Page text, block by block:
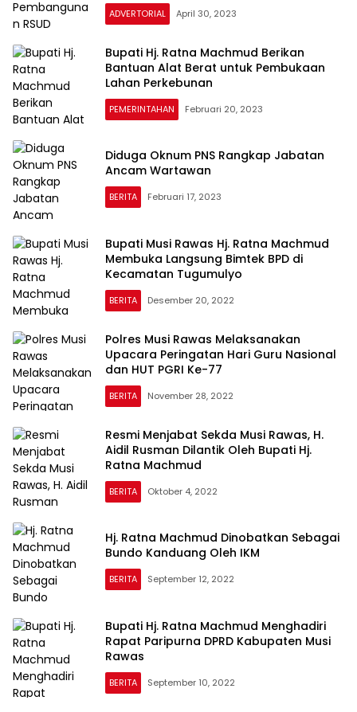
ADVERTORIAL April 30, 2023
Bupati Hj. Ratna Machmud Berikan
Bantuan Alat Berat untuk Pembukaan
Lahan Perkebunan
PEMERINTAHAN Februari 20, 2023
Diduga Oknum PNS Rangkap Jabatan
Ancam Wartawan
BERITA Februari 17, 2023
Bupati Musi Rawas Hj. Ratna Machmud
Membuka Langsung Bimtek BPD di
Kecamatan Tugumulyo
BERITA Desember 20, 2022
Polres Musi Rawas Melaksanakan
Upacara Peringatan Hari Guru Nasional
dan HUT PGRI Ke-77
BERITA November 28, 2022
Resmi Menjabat Sekda Musi Rawas, H.
Aidil Rusman Dilantik Oleh Bupati Hj.
Ratna Machmud
BERITA Oktober 4, 2022
Hj. Ratna Machmud Dinobatkan Sebagai
Bundo Kanduang Oleh IKM
BERITA September 12, 2022
Bupati Hj. Ratna Machmud Menghadiri
Rapat Paripurna DPRD Kabupaten Musi
Rawas
BERITA September 10, 2022